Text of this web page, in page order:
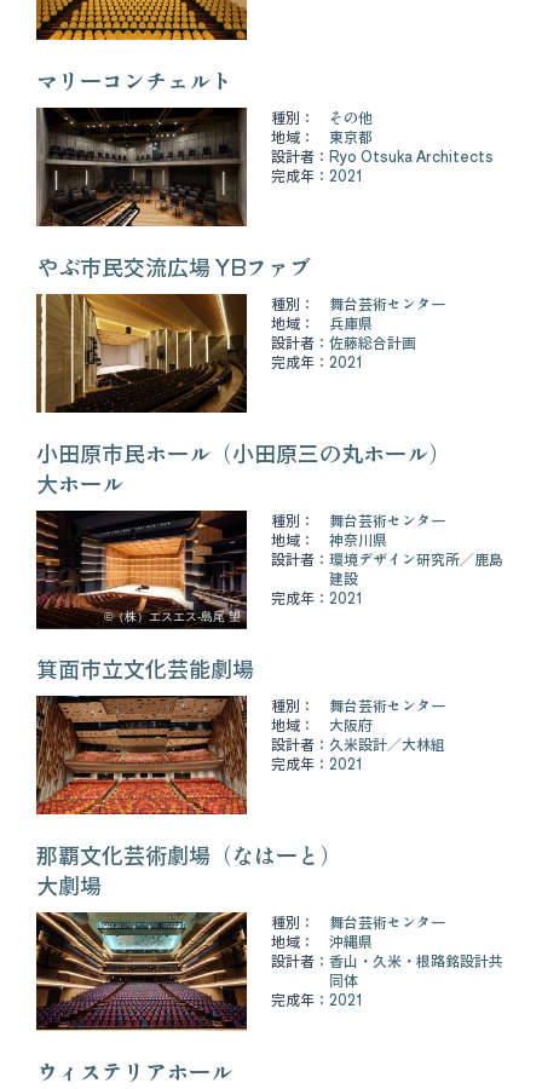
マリーコンチェルト
種別：
その他
地域：
東京都
設計者： Ryo Otsuka Architects
完成年： 2021
やぶ市民交流広場 YBファブ
種別：
舞台芸術センター
地域：
兵庫県
設計者： 佐藤総合計画
完成年： 2021
©（株）エスエス-島尾 望
小田原市民ホール（小田原三の丸ホール）
大ホール
種別：
舞台芸術センター
地域：
神奈川県
設計者： 環境デザイン研究所
鹿島
建設
完成年： 2021
箕面市立文化芸能劇場
種別：
舞台芸術センター
地域：
大阪府
設計者： 久米設計
大林組
完成年： 2021
那覇文化芸術劇場（なはーと）
大劇場
種別：
舞台芸術センター
地域：
沖縄県
設計者： 香山・久米・根路銘設計共
同体
完成年： 2021
ウィステリアホール